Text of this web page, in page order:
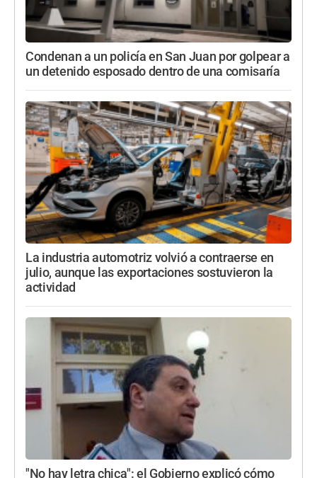
Condenan a un policía en San Juan por golpear a
un detenido esposado dentro de una comisaría
La industria automotriz volvió a contraerse en
julio, aunque las exportaciones sostuvieron la
actividad
"No hay letra chica": el Gobierno explicó cómo